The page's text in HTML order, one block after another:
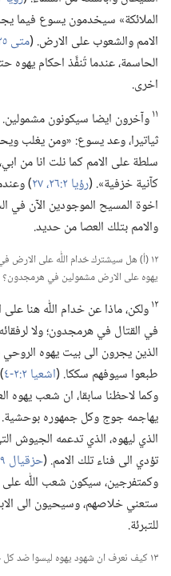
الملائكة» سيخدمون يسوع فيما
الامم والشعوب على الارض.‏ (‏متى ٢٥:‏​٣١،‏ ٣٢
الحاسمة،‏ عندما تُنفَّذ احكام يهوه
اخرى.‏
١١وآخرون ايضا سيكونون
ثياتيرا،‏ وعد يسوع:‏ «ومن يغلب
سلطة على الامم كما نلت انا من
كآنية خزفية».‏ (‏رؤيا ٢:‏​٢٦،‏ ٢٧
‏)‏
اخوة المسيح الموجودين الآن في
والامم بتلك العصا من حديد.‏
١٢ (‏أ)‏ هل سيشترك خدام اللّٰه على
يهوه على الارض مشمولين في هرمجدون؟‏
١٢ولكن،‏ ماذا عن خدام اللّٰه هنا
في القتال في هرمجدون؛‏ ولا
الذين يجرون الى بيت يهوه الروحي
طبعوا سيوفهم سككا.‏ (‏اشعيا ٢:‏​٢-‏٤
وكما لاحظنا سابقا،‏ ان شعب يهوه
يهاجمه جوجوكل جمهوره بوحشية.‏
الذي ليهوه،‏ الذي تدعمه الجيوش
تؤدي الى فناء تلك الامم.‏ (‏حزقيال ٣٩:‏​٦،‏ ٧،‏
وكمتفرجين،‏ سيكون شعب اللّٰه
ستعني خلاصهم،‏ وسيحيون الى
للتبرئة.‏
١٣ كيف نعرف ان شهود يهوه ليسوا ضد كل حكومة؟‏